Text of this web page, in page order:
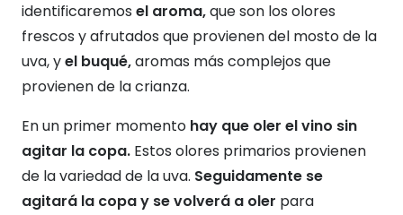
identificaremos el aroma,que son los olores
frescos y afrutados que provienen del mosto de la
uva, yel buqué,aromas más complejos que
provienen de la crianza.
En un primer momento hay que oler el vino sin
agitar la copa. Estos olores primarios provienen
de la variedad de la uva. Seguidamente se
agitará la copa y se volverá a oler para